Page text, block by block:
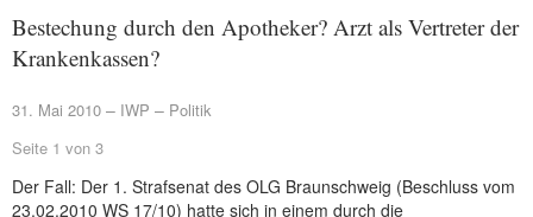
Gesundheitspolitik
Bestechung durch den Apotheker? Arzt als Vertreter der
Krankenkassen?
31. Mai 2010 IWP
Politik
Seite 1 von 3
Der Fall: Der 1. Strafsenat des OLG Braunschweig (Beschluss vom
23.02.2010 WS 17/10) hatte sich in einem durch die